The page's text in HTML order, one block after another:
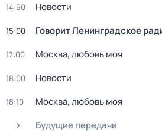
14:50 Новости
15:00 Говорит Ленинградское
17:00 Москва, любовь моя
18:00 Новости
18:10
Москва, любовь моя
Будущие передачи